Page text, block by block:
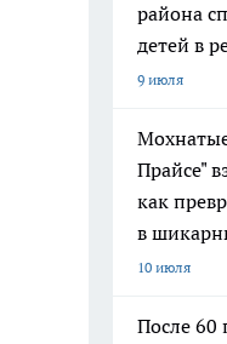
района
детей в
9 июля
Прайсе"
как
в
10 июля
После 60